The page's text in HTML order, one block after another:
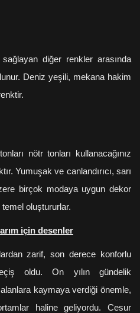
diğer renkler arasında
Deniz yeşili, mekana hakim
nötr tonları kullanacağınız
Yumuşak ve canlandırıcı, sarı
birçok modaya uygun dekor
oluştururlar.
için desenler
zarif, son derece konforlu
oldu. On yılın gündelik
kaymaya verdiği önemle,
haline geliyordu. Cesur